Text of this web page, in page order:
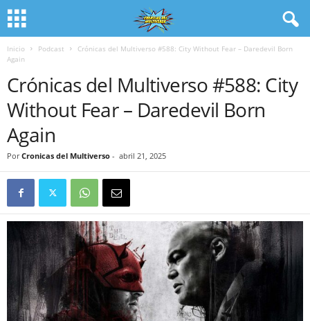
Inicio Podcast
Crónicas del Multiverso #588: City Without Fear – Daredevil Born
Again
Crónicas del Multiverso #588: City
Without Fear – Daredevil Born
Again
Por Cronicas del Multiverso - abril 21, 2025